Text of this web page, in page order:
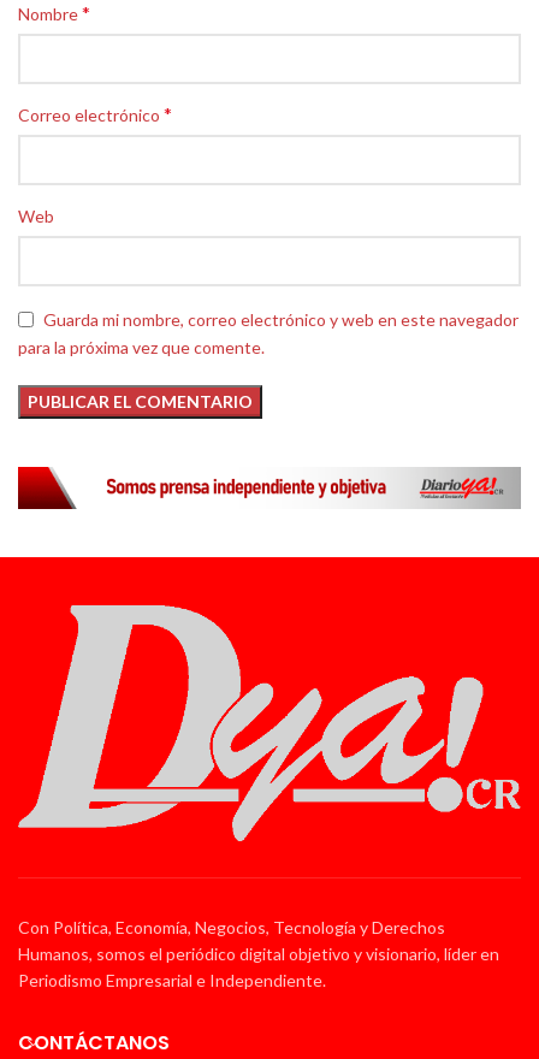
Nombre*
Correo electrónico *
Web
Guarda mi nombre, correo electrónico y web en este navegador
para la próxima vez que comente.
Con Política, Economía, Negocios, Tecnología y Derechos
Humanos, somos el periódico digital objetivo y visionario, líder en
Periodismo Empresarial e Independiente.
CONTÁCTANOS